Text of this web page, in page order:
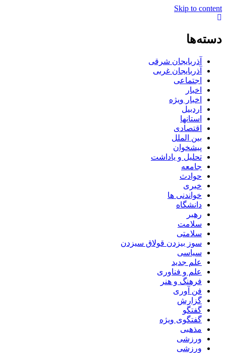
Skip to content
دسته‌ها
آذربایجان شرقی
آذربایجان غربی
اجتماعی
اخبار
اخبار ویژه
اردبیل
استانها
اقتصادی
بین الملل
پیشخوان
تحلیل و یاداشت
جامعه
حوادث
خبری
خواندنی ها
دانشگاه
رهبر
سلامت
سلامتی
سوز بیزدن قولاق سیزدن
سیاسی
علم جدید
علم و فناوری
فرهنگ و هنر
فن آوری
گزارش
گفتگو
گفتگوی ویژه
مذهبی
ورزشی
ورزشی